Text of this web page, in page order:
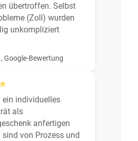
übertroffen. Selbst
(Zoll) wurden
unkompliziert
Google-Bewertung
ein individuelles
als
anfertigen
sind von Prozess und